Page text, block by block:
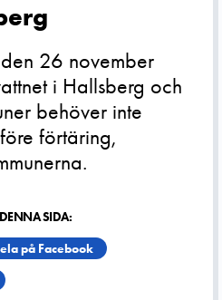
26 november
i Hallsberg och
behöver inte
förtäring,
SIDA:
på Facebook